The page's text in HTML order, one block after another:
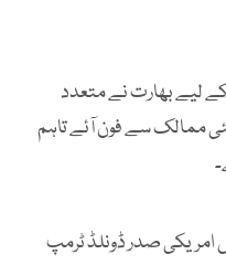
لیے بھارت نے متعدد
ممالک سے فون آئے تاہم
صدر ڈونلڈ ٹرمپ